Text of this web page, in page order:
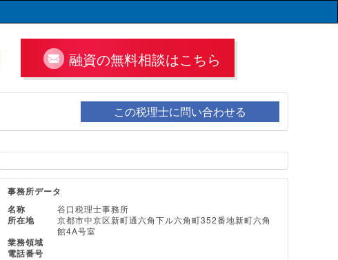
融資の無料相談はこちら
この税理士に問い合わせる
事務所データ
名称
谷口税理士事務所
所在地
京都市中京区新町通六角下ル六角町352番地新町六角
館4A号室
業務領域
電話番号